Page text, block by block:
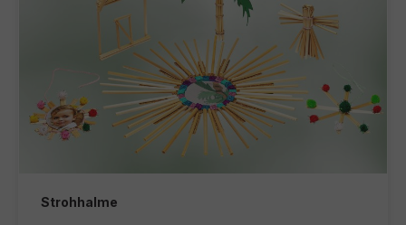
Strohhalme